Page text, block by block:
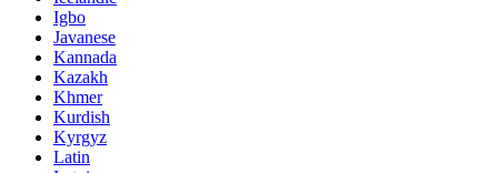
Igbo
Javanese
Kannada
Kazakh
Khmer
Kurdish
Kyrgyz
Latin